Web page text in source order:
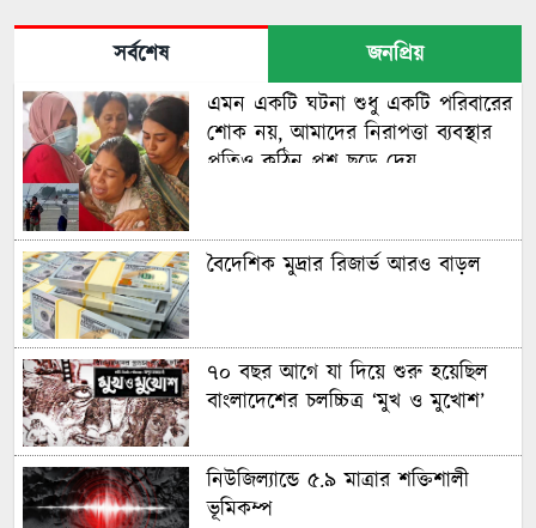
সর্বশেষ
জনপ্রিয়
এমন একটি ঘটনা শুধু একটি পরিবারের
শোক নয়, আমাদের নিরাপত্তা ব্যবস্থার
প্রতিও কঠিন প্রশ্ন ছুড়ে দেয়
বৈদেশিক মুদ্রার রিজার্ভ আরও বাড়ল
৭০ বছর আগে যা ‍দিয়ে শুরু হয়েছিল
বাংলাদেশের চলচ্চিত্র ‘মুখ ও মুখোশ’
নিউজিল্যান্ডে ৫.৯ মাত্রার শক্তিশালী
ভূমিকম্প